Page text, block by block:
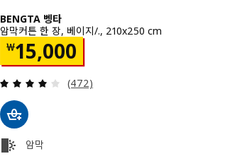
BENGTA 벵타
암막커튼 한 장, 베이지/., 210x250 cm
￦15,000
가격 ￦ 15000
검토: 4.1 밖으로 5 별. 총 리뷰 수:
(472)
암막